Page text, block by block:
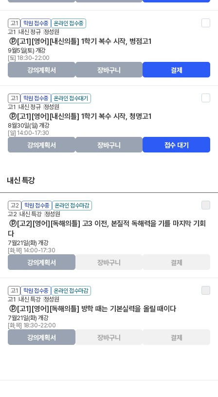
고1 학원 접수중 온라인 접수중
고1 내신 정규 정성원
ⓟ[고1][영어][내신의틀] 1학기 복수 시작, 병점고1
9월5일(토) 개강
[토] 18:30-22:00
강의계획서 장바구니 결제
고1 학원 접수중 온라인 접수대기
고1 내신 정규 정성원
ⓟ[고1][영어][내신의틀] 1학기 복수 시작, 청명고1
8월30일(일) 개강
[일] 14:00-17:30
강의계획서 장바구니 접수 대기
내신 특강
고2 학원 접수중 온라인 접수마감
고2 내신 특강 정성원
ⓟ[고2][영어][독해의틀] 고3 이전, 본질적 독해력을 기를 마지막 기회
다
7월21일(화) 개강
[화,목] 14:00-17:30
강의계획서 장바구니 결제
고1 학원 접수중 온라인 접수마감
고1 내신 특강 정성원
ⓟ[고1][영어][독해의틀] 방학 때는 기본실력을 올릴 때이다
7월21일(화) 개강
[화,목] 18:30-22:00
강의계획서 장바구니 결제